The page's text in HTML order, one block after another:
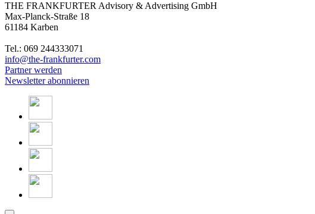
THE FRANKFURTER Advisory & Advertising GmbH
Max-Planck-Straße 18
61184 Karben
Tel.: 069 244333071
info@the-frankfurter.com
Partner werden
Newsletter abonnieren